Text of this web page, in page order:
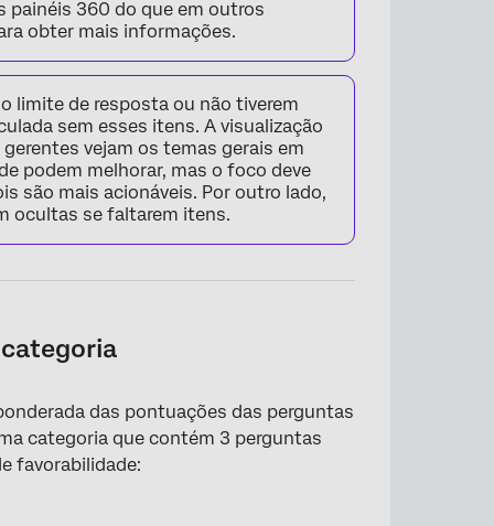
×
360 do que em outros
obter mais informações.
limite de resposta ou não tiverem
sem esses itens. A visualização
vejam os temas gerais em
podem melhorar, mas o foco deve
são mais acionáveis. Por outro lado,
ocultas se faltarem itens.
das pontuações das perguntas
categoria que contém 3 perguntas
favorabilidade: